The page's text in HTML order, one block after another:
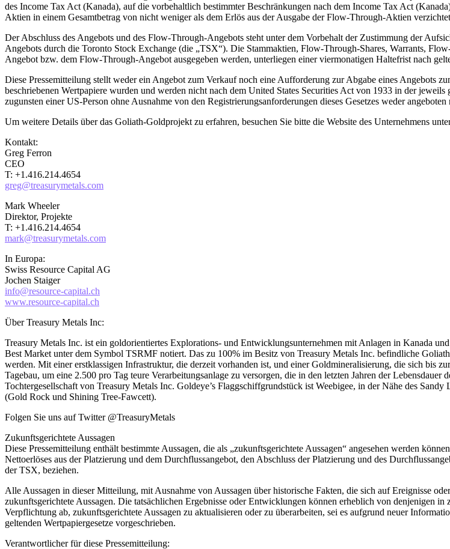
des Income Tax Act (Kanada), auf die vorbehaltlich bestimmter Beschränkungen nach dem Income Tax Act
Aktien in einem Gesamtbetrag von nicht weniger als dem Erlös aus der Ausgabe der Flow-Through-Aktien
Der Abschluss des Angebots und des Flow-Through-Angebots steht unter dem Vorbehalt der Zustimmung der
Angebots durch die Toronto Stock Exchange (die „TSX“). Die Stammaktien, Flow-Through-Shares, Warrants,
Angebot bzw. dem Flow-Through-Angebot ausgegeben werden, unterliegen einer viermonatigen Haltefrist nach
Diese Pressemitteilung stellt weder ein Angebot zum Verkauf noch eine Aufforderung zur Abgabe eines Angebots
beschriebenen Wertpapiere wurden und werden nicht nach dem United States Securities Act von 1933 in der
zugunsten einer US-Person ohne Ausnahme von den Registrierungsanforderungen dieses Gesetzes weder
Um weitere Details über das Goliath-Goldprojekt zu erfahren, besuchen Sie bitte die Website des Unternehmens
Kontakt:
Greg Ferron
CEO
T: +1.416.214.4654
greg@treasurymetals.com
Mark Wheeler
Direktor, Projekte
T: +1.416.214.4654
mark@treasurymetals.com
In Europa:
Swiss Resource Capital AG
Jochen Staiger
info@resource-capital.ch
www.resource-capital.ch
Über Treasury Metals Inc:
Treasury Metals Inc. ist ein goldorientiertes Explorations- und Entwicklungsunternehmen mit Anlagen in Kanada
Best Market unter dem Symbol TSRMF notiert. Das zu 100% im Besitz von Treasury Metals Inc. befindliche
werden. Mit einer erstklassigen Infrastruktur, die derzeit vorhanden ist, und einer Goldmineralisierung, die sich bis
Tagebau, um eine 2.500 pro Tag teure Verarbeitungsanlage zu versorgen, die in den letzten Jahren der
Tochtergesellschaft von Treasury Metals Inc. Goldeye’s Flaggschiffgrundstück ist Weebigee, in der Nähe des
(Gold Rock und Shining Tree-Fawcett).
Folgen Sie uns auf Twitter @TreasuryMetals
Zukunftsgerichtete Aussagen
Diese Pressemitteilung enthält bestimmte Aussagen, die als „zukunftsgerichtete Aussagen“ angesehen werden
Nettoerlöses aus der Platzierung und dem Durchflussangebot, den Abschluss der Platzierung und des
der TSX, beziehen.
Alle Aussagen in dieser Mitteilung, mit Ausnahme von Aussagen über historische Fakten, die sich auf Ereignisse
zukunftsgerichtete Aussagen. Die tatsächlichen Ergebnisse oder Entwicklungen können erheblich von denjenigen
Verpflichtung ab, zukunftsgerichtete Aussagen zu aktualisieren oder zu überarbeiten, sei es aufgrund neuer
geltenden Wertpapiergesetze vorgeschrieben.
Verantwortlicher für diese Pressemitteilung: